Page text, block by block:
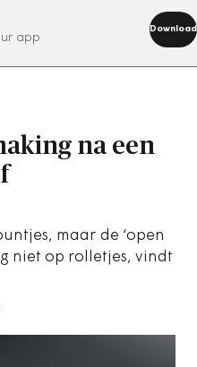
app
Download
na een
maar de ‘open
niet op rolletjes, vindt